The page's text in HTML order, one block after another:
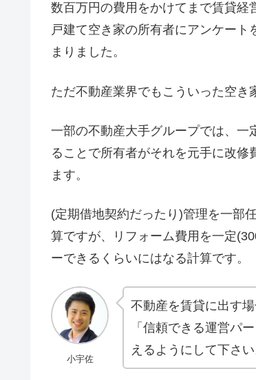
数百万円の費用をかけてまで賃貸経
戸建て空き家の所有者にアンケー
まりました。
ただ不動産業界でもこういった空き
一部の不動産大手グループでは、一
ることで所有者がそれを元手に改
ます。
(定期借地契約だったり)管理を一部
算ですが、リフォーム費用を一定
ーできるくらいにはなる計算です。
小宇佐
不動産を賃貸に出す
「信頼できる運営パ
えるようにして下さい